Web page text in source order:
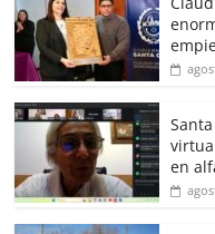
en